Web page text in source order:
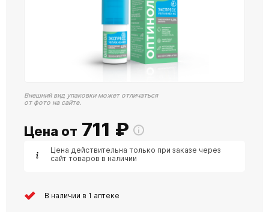
Внешний вид упаковки может отличаться
от фото на сайте.
Цена от 711 ₽
Цена действительна только при заказе через
сайт товаров в наличии
В наличии в 1 аптеке